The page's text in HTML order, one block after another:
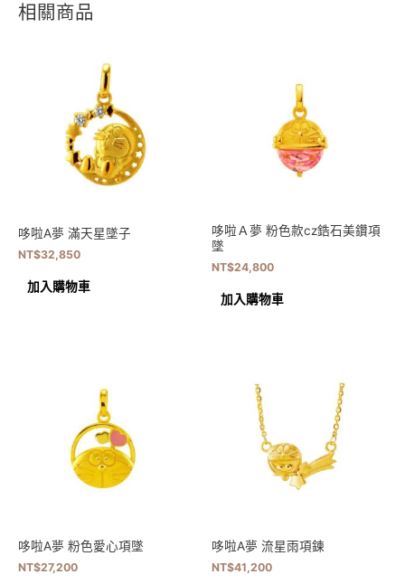
相關商品
哆啦A夢 滿天星墜子
NT$32,850
加入購物車
哆啦Ａ夢 粉色款cz鋯石美鑽項
墜
NT$24,800
加入購物車
哆啦A夢 粉色愛心項墜
NT$27,200
哆啦A夢 流星雨項鍊
NT$41,200